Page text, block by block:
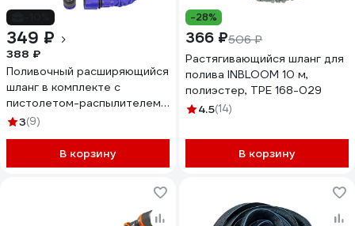
349 ₽
388 ₽
Поливочный расширяющийся
шланг в комплекте с
пистолетом-распылителем
WMC TOOLS иск. латекс, 15
TG7106003 New(54698)
3(9)
В корзину
-28%
366 ₽506 ₽
Растягивающийся шланг для
полива INBLOOM 10 м,
полиэстер, TPE 168-029
4.5(14)
В корзину